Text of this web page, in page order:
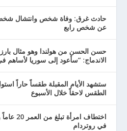
حادث غرق: وفاة شخص وانتشال
عن شخص رابع
حسن الحسن من هولندا وهو مثال
الاندماج: “سأعود إلى سوريا لأساهم في
ستشهد الأيام المقبلة طقساً حاراً
الطقس لاحقاً خلال الأسبوع
اختطاف
في روتردام